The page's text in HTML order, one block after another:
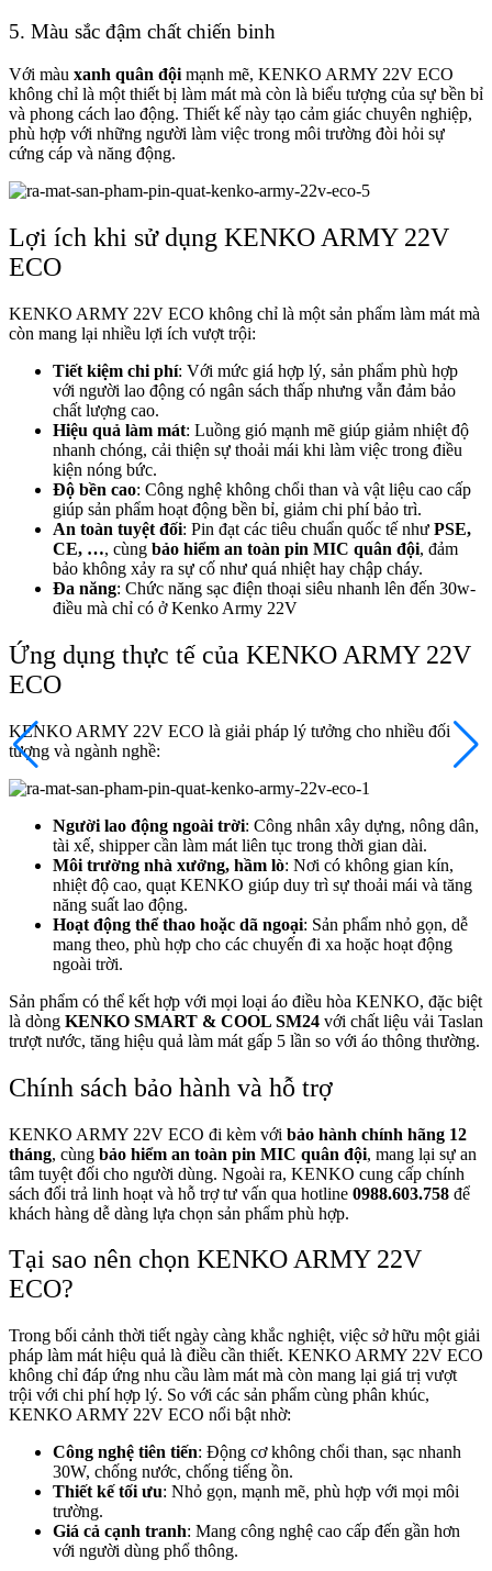
5. Màu sắc đậm chất chiến binh
Với màu xanh quân đội mạnh mẽ, KENKO ARMY 22V ECO
không chỉ là một thiết bị làm mát mà còn là biểu tượng của sự bền bỉ
và phong cách lao động. Thiết kế này tạo cảm giác chuyên nghiệp,
phù hợp với những người làm việc trong môi trường đòi hỏi sự
cứng cáp và năng động.
Lợi ích khi sử dụng KENKO ARMY 22V
ECO
KENKO ARMY 22V ECO không chỉ là một sản phẩm làm mát mà
còn mang lại nhiều lợi ích vượt trội:
Tiết kiệm chi phí: Với mức giá hợp lý, sản phẩm phù hợp
với người lao động có ngân sách thấp nhưng vẫn đảm bảo
chất lượng cao.
Hiệu quả làm mát: Luồng gió mạnh mẽ giúp giảm nhiệt độ
nhanh chóng, cải thiện sự thoải mái khi làm việc trong điều
kiện nóng bức.
Độ bền cao: Công nghệ không chổi than và vật liệu cao cấp
giúp sản phẩm hoạt động bền bỉ, giảm chi phí bảo trì.
An toàn tuyệt đối: Pin đạt các tiêu chuẩn quốc tế như PSE,
CE, …, cùng bảo hiểm an toàn pin MIC quân đội, đảm
bảo không xảy ra sự cố như quá nhiệt hay chập cháy.
Đa năng: Chức năng sạc điện thoại siêu nhanh lên đến 30w-
điều mà chỉ có ở Kenko Army 22V
Ứng dụng thực tế của KENKO ARMY 22V
ECO
KENKO ARMY 22V ECO là giải pháp lý tưởng cho nhiều đối
tượng và ngành nghề:
Người lao động ngoài trời: Công nhân xây dựng, nông dân,
tài xế, shipper cần làm mát liên tục trong thời gian dài.
Môi trường nhà xưởng, hầm lò: Nơi có không gian kín,
nhiệt độ cao, quạt KENKO giúp duy trì sự thoải mái và tăng
năng suất lao động.
Hoạt động thể thao hoặc dã ngoại: Sản phẩm nhỏ gọn, dễ
mang theo, phù hợp cho các chuyến đi xa hoặc hoạt động
ngoài trời.
Sản phẩm có thể kết hợp với mọi loại áo điều hòa KENKO, đặc biệt
là dòng KENKO SMART & COOL SM24 với chất liệu vải Taslan
trượt nước, tăng hiệu quả làm mát gấp 5 lần so với áo thông thường.
Chính sách bảo hành và hỗ trợ
KENKO ARMY 22V ECO đi kèm với bảo hành chính hãng 12
tháng, cùng bảo hiểm an toàn pin MIC quân đội, mang lại sự an
tâm tuyệt đối cho người dùng. Ngoài ra, KENKO cung cấp chính
sách đổi trả linh hoạt và hỗ trợ tư vấn qua hotline 0988.603.758 để
khách hàng dễ dàng lựa chọn sản phẩm phù hợp.
Tại sao nên chọn KENKO ARMY 22V
ECO?
Trong bối cảnh thời tiết ngày càng khắc nghiệt, việc sở hữu một giải
pháp làm mát hiệu quả là điều cần thiết. KENKO ARMY 22V ECO
không chỉ đáp ứng nhu cầu làm mát mà còn mang lại giá trị vượt
trội với chi phí hợp lý. So với các sản phẩm cùng phân khúc,
KENKO ARMY 22V ECO nổi bật nhờ:
Công nghệ tiên tiến: Động cơ không chổi than, sạc nhanh
30W, chống nước, chống tiếng ồn.
Thiết kế tối ưu: Nhỏ gọn, mạnh mẽ, phù hợp với mọi môi
trường.
Giá cả cạnh tranh: Mang công nghệ cao cấp đến gần hơn
với người dùng phổ thông.